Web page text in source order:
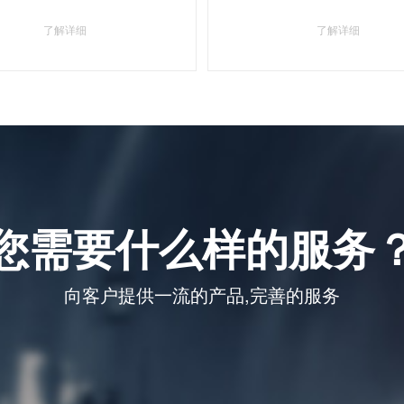
了解详细 了解详细
需要什么样的服务
向客户提供一流的产品,完善的服务